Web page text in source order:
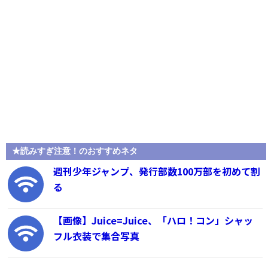
★読みすぎ注意！のおすすめネタ
週刊少年ジャンプ、発行部数100万部を初めて割
る
【画像】Juice=Juice、「ハロ！コン」シャッ
フル衣装で集合写真